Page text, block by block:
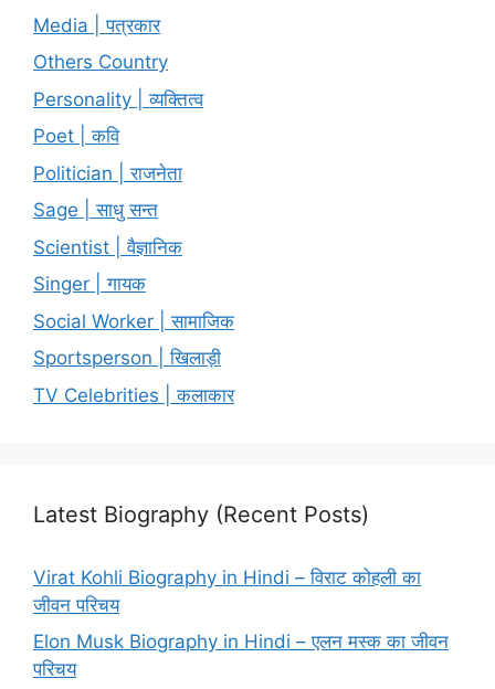
Media | पत्रकार
Others Country
Personality | व्यक्तित्व
Poet | कवि
Politician | राजनेता
Sage | साधु सन्त
Scientist | वैज्ञानिक
Singer | गायक
Social Worker | सामाजिक
Sportsperson | खिलाड़ी
TV Celebrities | कलाकार
Latest Biography (Recent Posts)
Virat Kohli Biography in Hindi – विराट कोहली का
जीवन परिचय
Elon Musk Biography in Hindi – एलन मस्क का जीवन
परिचय